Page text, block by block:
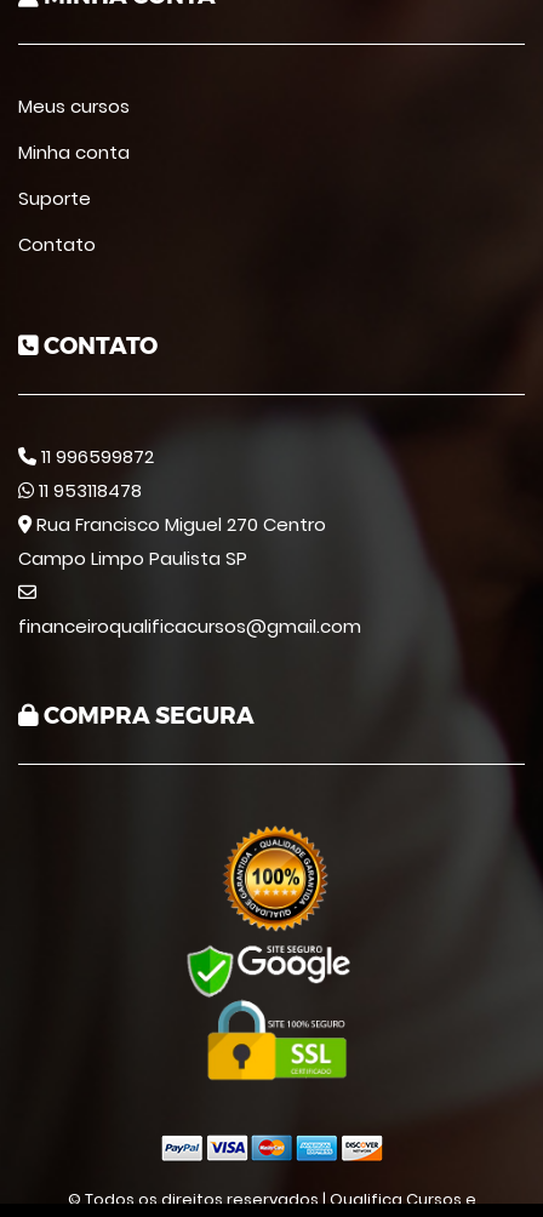
Meus cursos
Minha conta
Suporte
Contato
CONTATO
11 996599872
11 953118478
Rua Francisco Miguel 270 Centro
Campo Limpo Paulista SP
financeiroqualificacursos@gmail.com
COMPRA SEGURA
© Todos os direitos reservados | Qualifica Cursos e